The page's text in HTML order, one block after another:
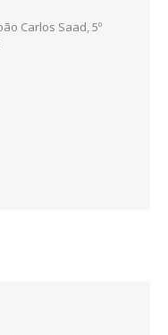
Carlos Saad, 5º